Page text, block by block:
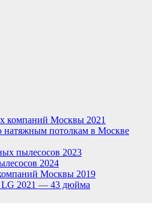
компаний Москвы 2021
натяжным потолкам в Москве
пылесосов 2023
2024
Москвы 2019
LG 2021 — 43 дюйма